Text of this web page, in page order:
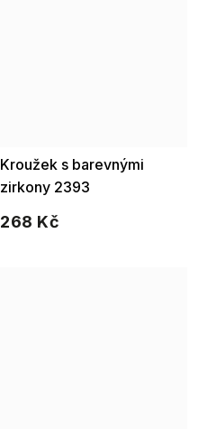
Kroužek s barevnými
zirkony 2393
268 Kč